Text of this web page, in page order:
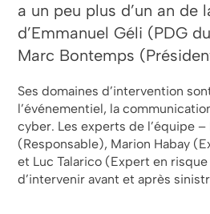
a un peu plus d’un an de
d’Emmanuel Géli (PDG
Marc Bontemps
Ses domaines d’intervention
l’événementiel, la
cyber. Les experts de l’équipe –
(Responsable), Marion Habay
et Luc Talarico (Expert en
d’intervenir avant et après